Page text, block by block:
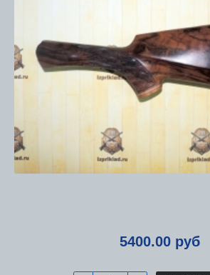
5400.00 руб